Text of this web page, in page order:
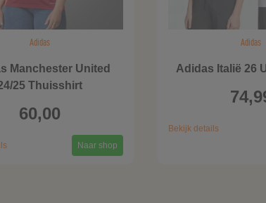
Adidas
Manchester United
25 Thuisshirt
60,00
Naar shop
Adidas
Adidas Italië 26
Bekijk details